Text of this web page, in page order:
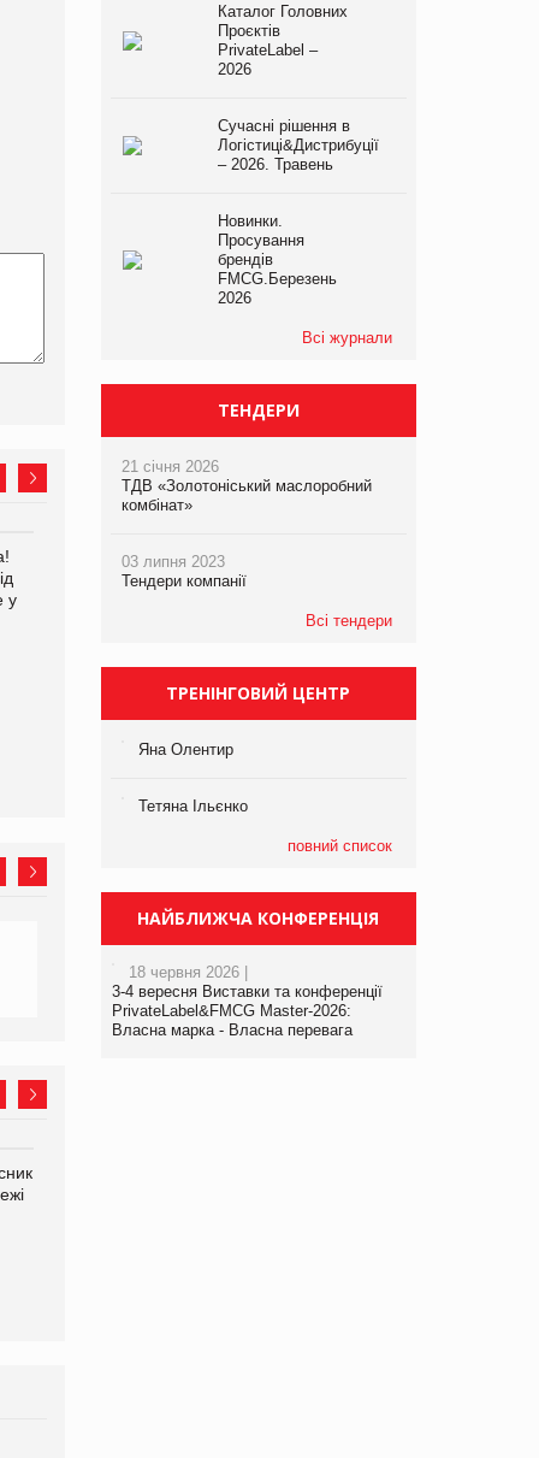
у
EVA.UA запустила
кампанію «Хто б знав» про
Каталог Головних
Проєктів
PrivateLabel –
2026
Сучасні рішення в
Логістиці&Дистрибуції
– 2026. Травень
Новинки.
Просування
брендів
FMCG.Березень
2026
Всі журнали
ТЕНДЕРИ
21 січня 2026
ТДВ «Золотоніський маслоробний
комбінат»
03 липня 2023
Тендери компанії
Всі тендери
ТРЕНІНГОВИЙ ЦЕНТР
Яна Олентир
Тетяна Ільєнко
повний список
НАЙБЛИЖЧА КОНФЕРЕНЦІЯ
18 червня 2026 |
3-4 вересня Виставки та конференції
PrivateLabel&FMCG Master-2026:
Власна марка - Власна перевага